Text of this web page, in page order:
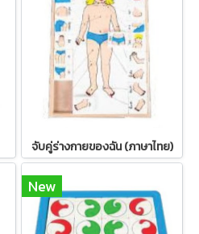
จับคู่ร่างกายของฉัน (ภาษาไทย)
New